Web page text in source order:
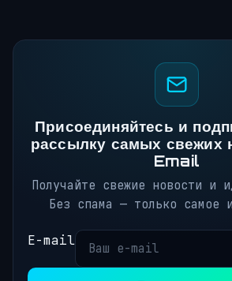
Присоединяйтесь и
рассылку самых свежих
Email
Получайте свежие новости и
Без спама — только самое
E-mail